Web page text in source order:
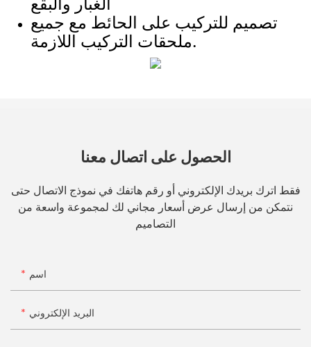
تصميم للتركيب على الحائط مع جميع
ملحقات التركيب اللازمة.
الحصول على اتصال معنا
فقط اترك بريدك الإلكتروني أو رقم هاتفك في نموذج الاتصال حتى
نتمكن من إرسال عرض أسعار مجاني لك لمجموعة واسعة من
التصاميم
اسم
البريد الإلكتروني